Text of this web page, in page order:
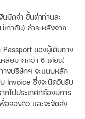
นมัดจำ ขั้นต่ำท่านละ
ท่ากัน) ชำระหลังจาก
ของผู้เดินทาง
ลือมากกว่า 6 เดือน)
างบริษัทฯ จะแนบหลัก
Invoice ซึ่งจะนัดวันรับ
กไปประเทศที่ต้องมีการ
อจองคิว และจะจัดส่ง